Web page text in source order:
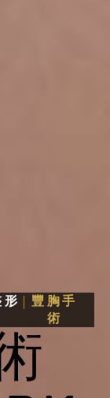
| 豐胸手
術